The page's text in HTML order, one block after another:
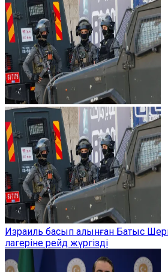
Израиль басып алынған Батыс
лагеріне рейд жүргізді